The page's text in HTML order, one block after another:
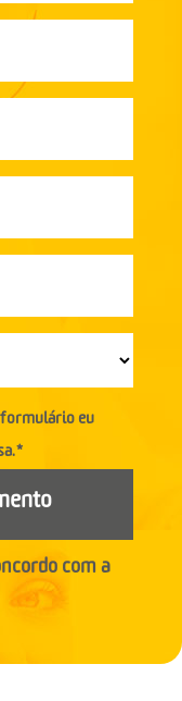
formulário eu
com a